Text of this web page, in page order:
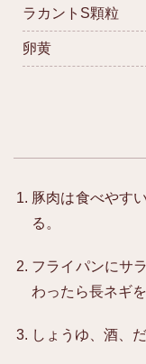
ラカントS顆粒
卵黄
豚肉は食べやす
る。
フライパンにサ
わったら長ネギ
しょうゆ、酒、